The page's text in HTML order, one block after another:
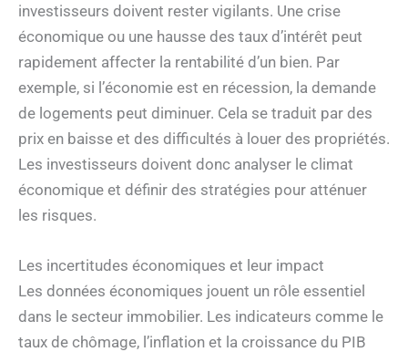
investisseurs doivent rester vigilants. Une crise
économique ou une hausse des taux d’intérêt peut
rapidement affecter la rentabilité d’un bien. Par
exemple, si l’économie est en récession, la demande
de logements peut diminuer. Cela se traduit par des
prix en baisse et des difficultés à louer des propriétés.
Les investisseurs doivent donc analyser le climat
économique et définir des stratégies pour atténuer
les risques.
Les incertitudes économiques et leur impact
Les données économiques jouent un rôle essentiel
dans le secteur immobilier. Les indicateurs comme le
taux de chômage, l’inflation et la croissance du PIB